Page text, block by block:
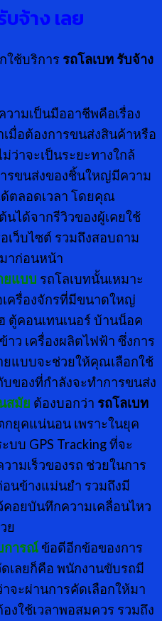
บจ้าง เลย
ใช้บริการ รถโลเบท รับจ้าง
วามเป็นมืออาชีพคือเรื่อง
มื่อต้องการขนส่งสินค้าหรือ
ว่าจะเป็นระยะทางใกล้
รขนส่งของชิ้นใหญ่มีความ
ด้ตลอดเวลา โดยคุณ
นได้จากรีวิวของผู้เคยใช้
เว็บไซต์ รวมถึงสอบถาม
าก่อนหน้า
ยแบบ รถโลเบทนั้นเหมาะ
ครื่องจักรที่มีขนาดใหญ่
ตู้คอนเทนเนอร์ บ้านน็อค
าว เครื่องผลิตไฟฟ้า ซึ่งการ
ยแบบจะช่วยให้คุณเลือกใช้
บของที่กำลังจะทำการขนส่ง
สมัย ต้องบอกว่า รถโลเบท
ยุคแน่นอน เพราะในยุค
บ GPS Tracking ที่จะ
ามเร็วของรถ ช่วยในการ
นข้างแม่นยำ รวมถึงมี
คอยบันทึกความเคลื่อนไหว
ย
การณ์ข้อดีอีกข้อของการ
เลยก็คือ พนักงานขับรถมี
จะผ่านการคัดเลือกให้มา
งใช้เวลาพอสมควร รวมถึง